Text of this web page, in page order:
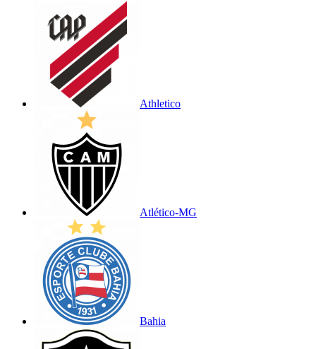
Athletico
Atlético-MG
Bahia